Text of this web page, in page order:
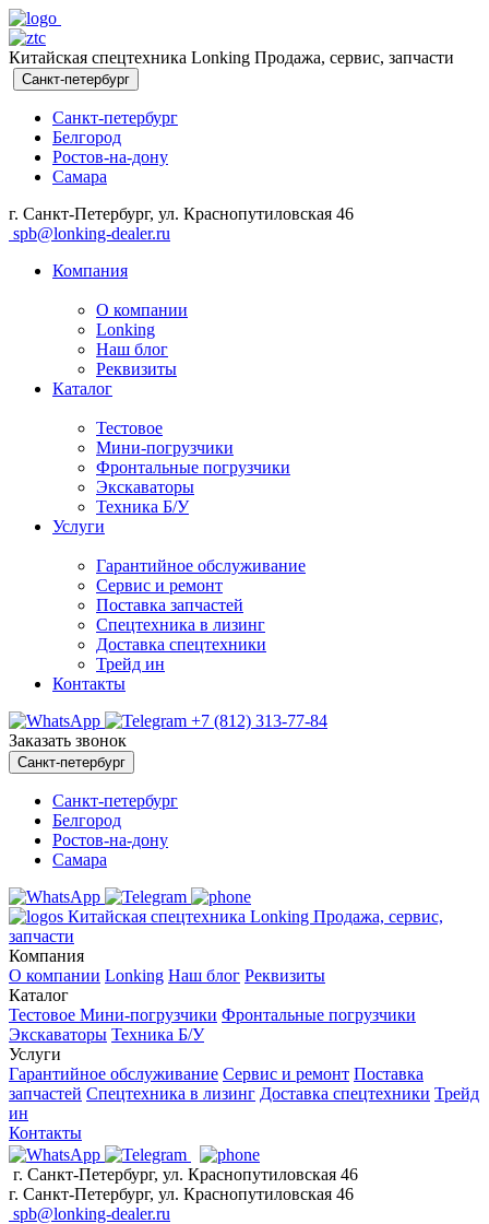
Китайская спецтехника Lonking Продажа, сервис, запчасти
Санкт-петербург
Санкт-петербург
Белгород
Ростов-на-дону
Самара
г. Санкт-Петербург, ул. Краснопутиловская 46
spb@lonking-dealer.ru
Компания
О компании
Lonking
Наш блог
Реквизиты
Каталог
Тестовое
Мини-погрузчики
Фронтальные погрузчики
Экскаваторы
Техника Б/У
Услуги
Гарантийное обслуживание
Сервис и ремонт
Поставка запчастей
Спецтехника в лизинг
Доставка спецтехники
Трейд ин
Контакты
+7 (812) 313-77-84
Заказать звонок
Санкт-петербург
Санкт-петербург
Белгород
Ростов-на-дону
Самара
Китайская спецтехника Lonking Продажа, сервис,
запчасти
Компания
О компании Lonking Наш блог Реквизиты
Каталог
Тестовое Мини-погрузчики Фронтальные погрузчики
Экскаваторы Техника Б/У
Услуги
Гарантийное обслуживание Сервис и ремонт Поставка
запчастей Спецтехника в лизинг Доставка спецтехники Трейд
ин
Контакты
г. Санкт-Петербург, ул. Краснопутиловская 46
г. Санкт-Петербург, ул. Краснопутиловская 46
spb@lonking-dealer.ru